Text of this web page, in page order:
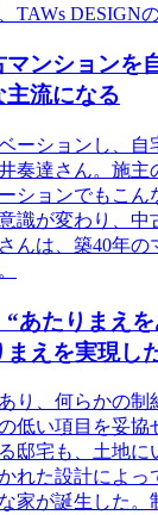
TAWs DESIGN
ンションを
流になる
ーションし、自
奏達さん。施主
ションでもこん
識が変わり、中
んは、築40年の
あたりまえ
えを実現し
り、何らかの制
低い項目を妥協
邸宅も、土地に
れた設計によっ
家が誕生した。